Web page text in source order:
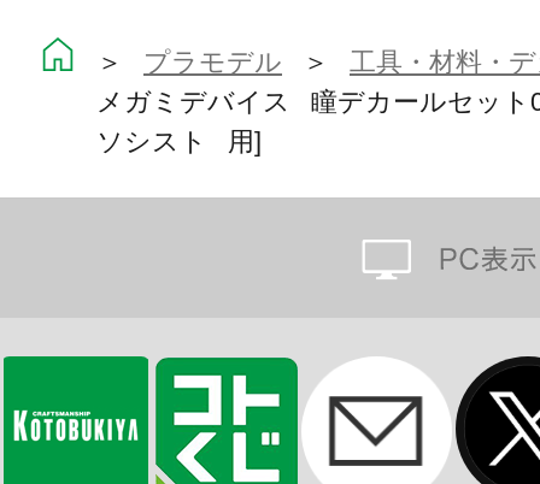
＞ プラモデル ＞ 工具・材料・
メガミデバイス 瞳デカールセッ
ソシスト 用]